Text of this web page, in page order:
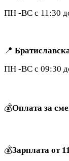
ПН -ВС с 11:30
📍
ПН -ВС с 09:30
💰Оплата за
💰Зарплата от